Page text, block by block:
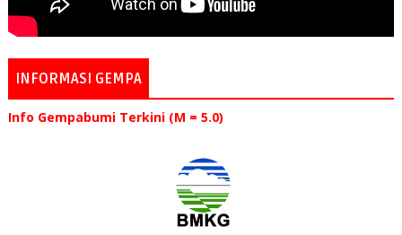
INFORMASI GEMPA
Info Gempabumi Terkini (M = 5.0)